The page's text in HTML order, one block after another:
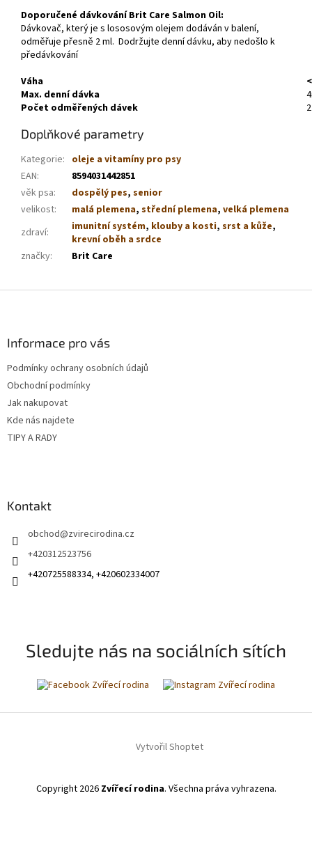
Doporučené dávkování Brit Care Salmon Oil:
Dávkovač, který je s lososovým olejem dodáván v balení,
odměřuje přesně 2 ml. Dodržujte denní dávku, aby nedošlo k
předávkování
Váha
Max. denní dávka
Počet odměřených dávek
Doplňkové parametry
Kategorie: oleje a vitamíny pro psy
EAN:
8594031442851
věk psa: dospělý pes, senior
velikost: malá plemena, střední plemena, velká plemena
zdraví: imunitní systém, klouby a kosti, srst a kůže,
krevní oběh a srdce
značky: Brit Care
Informace pro vás
Podmínky ochrany osobních údajů
Obchodní podmínky
Jak nakupovat
Kde nás najdete
TIPY A RADY
Kontakt
obchod@zvirecirodina.cz
+420312523756
+420725588334, +420602334007
Sledujte nás na sociálních sítích
Vytvořil Shoptet
Copyright 2026 Zvířecí rodina. Všechna práva vyhrazena.